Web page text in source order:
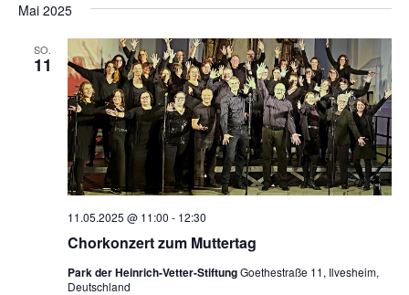
Mai 2025
SO.
11
Chorkonzert zum Muttertag
11.05.2025 @ 11:00 - 12:30
Park der Heinrich-Vetter-StiftungGoethestraße 11, Ilvesheim,
Deutschland